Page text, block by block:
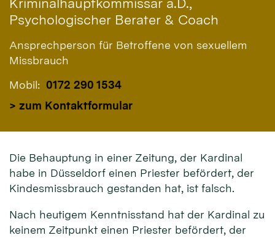
Psychologischer Berater & Coach
Ansprechperson für Betroffene von sexuellem
Missbrauch
Mobil: 0172 290 1534
> zum Kontaktformular
Die Behauptung in einer Zeitung, der Kardinal
habe in Düsseldorf einen Priester befördert, der
Kindesmissbrauch gestanden hat, ist falsch.
Nach heutigem Kenntnisstand hat der Kardinal zu
keinem Zeitpunkt einen Priester befördert, der